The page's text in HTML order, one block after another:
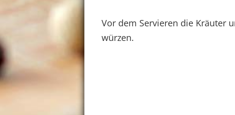
Vor dem Servieren die Kräuter
würzen.